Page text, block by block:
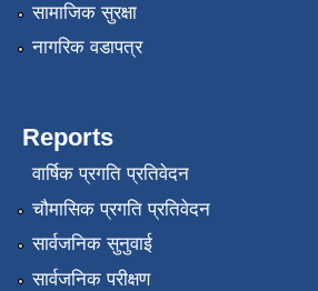
सामाजिक सुरक्षा
नागरिक वडापत्र
Reports
वार्षिक प्रगति प्रतिवेदन
चौमासिक प्रगति प्रतिवेदन
सार्वजनिक सुनुवाई
सार्वजनिक परीक्षण